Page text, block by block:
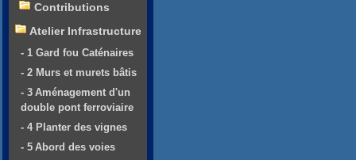
Contributions
Atelier Infrastructure
- 1 Gard fou Caténaires
- 2 Murs et murets bâtis
- 3 Aménagement d'un
double pont ferroviaire
- 4 Planter des vignes
- 5 Abord des voies